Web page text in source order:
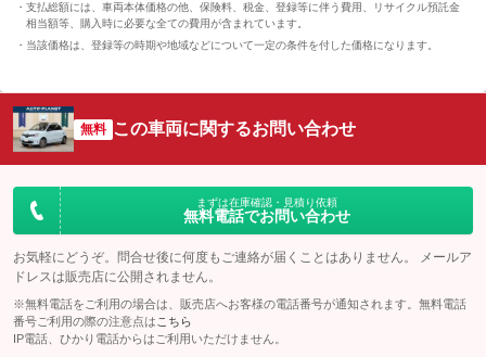
支払総額には、車両本体価格の他、保険料、税金、登録等に伴う費用、リサイクル預託金
相当額等、購入時に必要な全ての費用が含まれています。
当該価格は、登録等の時期や地域などについて一定の条件を付した価格になります。
無料 この車両に関するお問い合わせ
まずは在庫確認・見積り依頼
無料電話でお問い合わせ
お気軽にどうぞ。問合せ後に何度もご連絡が届くことはありません。 メールア
ドレスは販売店に公開されません。
※無料電話をご利用の場合は、販売店へお客様の電話番号が通知されます。無料電話
番号ご利用の際の注意点は こちら
IP電話、ひかり電話からはご利用いただけません。